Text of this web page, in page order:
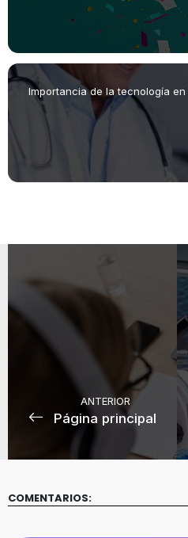
Importancia de la tecnología en
ANTERIOR
Página principal
COMENTARIOS: